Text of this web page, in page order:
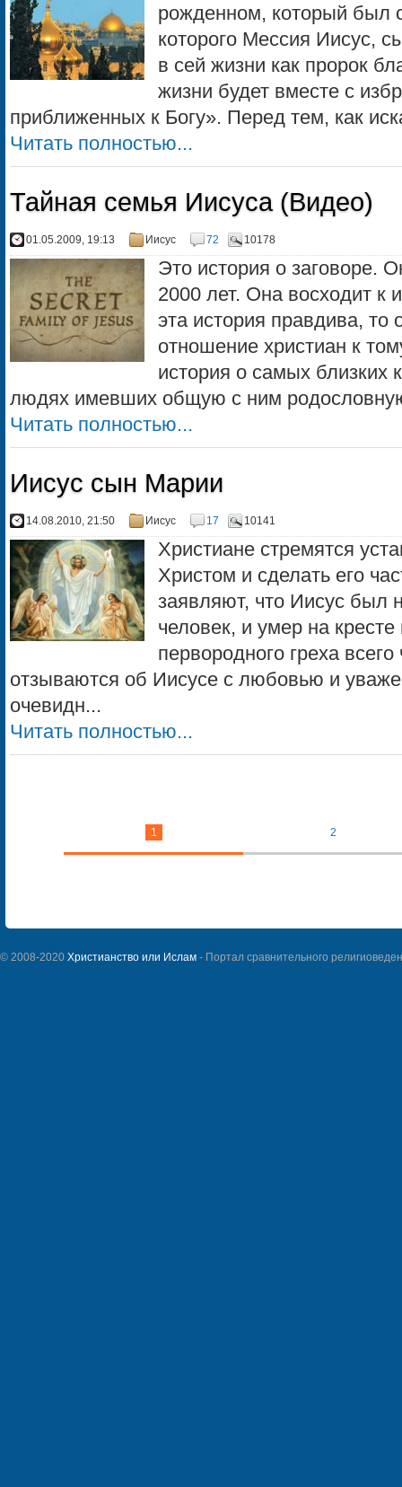
рожденном, который был
которого Мессия Иисус,
в сей жизни как пророк
жизни будет вместе с
приближенных к Богу». Перед тем, как
Читать полностью...
Тайная семья Иисуса (Видео)
01.05.2009, 19:13 Иисус 72 10178
Это история о заговоре.
2000 лет. Она восходит к
эта история правдива, то
отношение христиан к
история о самых близких
людях имевших общую с ним
Читать полностью...
Иисус сын Марии
14.08.2010, 21:50 Иисус 17 10141
Христиане стремятся
Христом и сделать его
заявляют, что Иисус был
человек, и умер на
первородного греха
отзываются об Иисусе с любовью и
очевидн...
Читать полностью...
1 2
© 2008-2020 Христианство или Ислам - Портал сравнительного